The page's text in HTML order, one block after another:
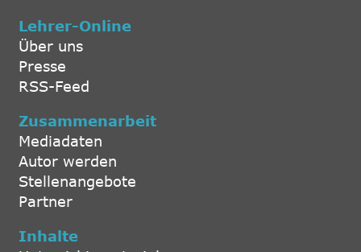
Lehrer-Online
Über uns
Presse
RSS-Feed
Zusammenarbeit
Mediadaten
Autor werden
Stellenangebote
Partner
Inhalte